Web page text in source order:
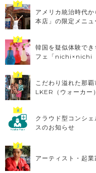
アメリカ統治時代
本店」の限定メニュ
韓国を疑似体験で
フェ「nichi×nichi
こだわり溢れた那
LKER（ウォーカー
クラウド型コンシ
スのお知らせ
アーティスト・起